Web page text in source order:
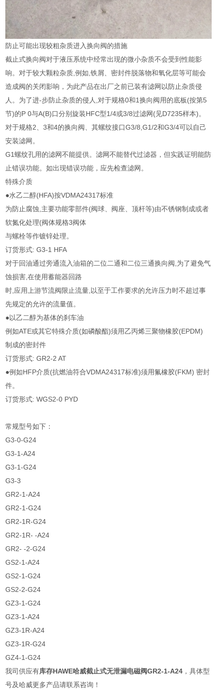
防止可能出现较粗杂质进入换向阀的措施
截止式换向阀对于液压系统中经常出现的微小杂质不会受到性能影
响。对于较大颗粒杂质,例如,铁屑、密封件脱落物和氧化层等可能会
造成阀的关闭影响，为此产品在出厂之前已装有滤网以防止杂质侵
人。为了进-步防止杂质的侵人,对于规格0和1换向阀用的底板(按第5
节)的P 0与A(B)口分别旋装HFC型1/4或3/8过滤网(见D7235样本)。
对于规格2、3和4的换向阀、其螺纹接口G3/8,G1/2和G3/4可以自己
安装滤网。
G1螺纹孔用的滤网不能提供。滤网不能替代过滤器，但实践证明能防
止错误功能。如出现错误功能，应先检查滤网。
特殊介质
●水乙二醇(HFA)按VDMA24317标准
为防止腐蚀,主要功能零部件(阀球、阀座、顶杆等)由不锈钢制成或者
软氮化处理(阀体规格3阀体
与螺栓等作镀锌处理。
订货形式: G3-1 HFA
对于回油通过旁通流入油箱的二位二通和二位三通换向阀,为了避免气
蚀损害,在使用蓄能器回路
时,应用上游节流阀限止流量,以至于工作要求的允许压力时不超过事
先规定的允许的流量值。
●以乙二醇为基体的刹车油
例如ATE或其它特殊介质(如磷酸酯)须用乙丙烯三聚物橡胶(EPDM)
制成的密封件
订货形式: GR2-2 AT
●例如HFP介质(抗燃油符合VDMA24317标准)须用氟橡胶(FKM) 密封
件。
订货形式: WGS2-0 PYD
常规型号如下：
G3-0-G24
G3-1-A24
G3-1-G24
G3-3
GR2-1-A24
GR2-1-G24
GR2-1R-G24
GR2-1R- -A24
GR2- -2-G24
GS2-1-A24
GS2-1-G24
GS2-2-G24
GZ3-1-G24
GZ3-1-A24
GZ3-1R-A24
GZ3-1R-G24
GZ4-1-G24
我司供应有库存HAWE哈威截止式无泄漏电磁阀GR2-1-A24 ，具体型
号及哈威更多产品请联系咨询！